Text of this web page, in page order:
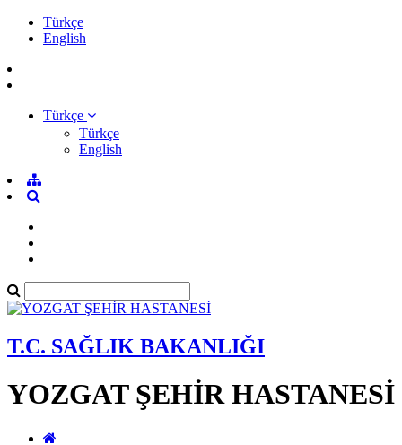
Türkçe
English
Türkçe
Türkçe
English
T.C. SAĞLIK BAKANLIĞI
YOZGAT ŞEHİR HASTANESİ